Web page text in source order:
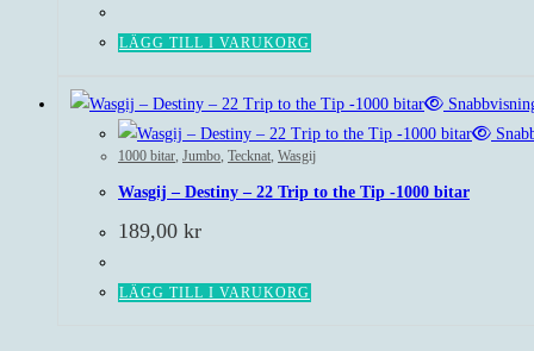
LÄGG TILL I VARUKORG
1000 bitar, Jumbo, Tecknat, Wasgij
Wasgij – Destiny – 22 Trip to the Tip -1000 bitar
189,00 kr
LÄGG TILL I VARUKORG